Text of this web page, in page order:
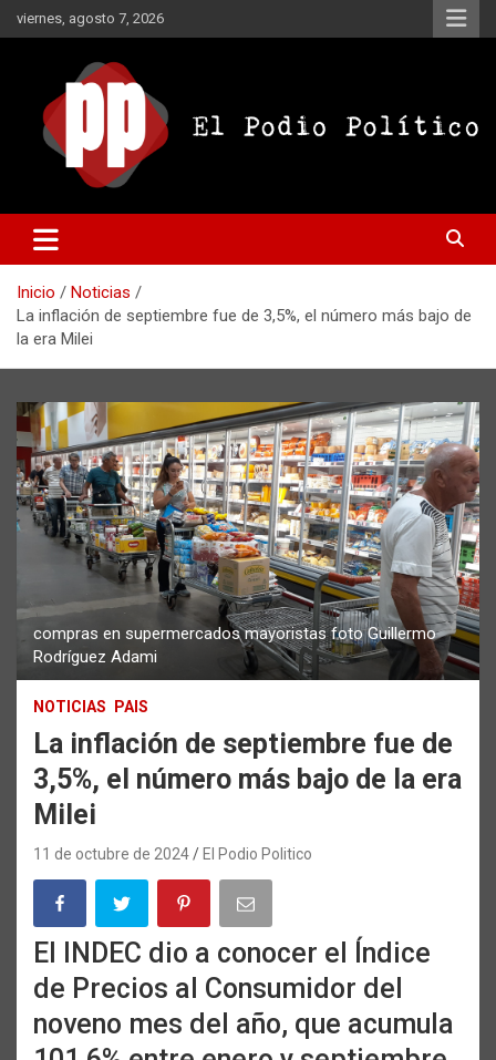
Saltar
al
viernes, agosto 7, 2026
El Podio Político – © Argentina
Inicio
Noticias
La inflación de septiembre fue de 3,5%, el número más bajo de
la era Milei
compras en supermercados mayoristas foto Guillermo
Rodríguez Adami
NOTICIAS PAIS
La inflación de septiembre fue de
3,5%, el número más bajo de la era
Milei
11 de octubre de 2024 El Podio Politico
El INDEC dio a conocer el Índice
de Precios al Consumidor del
noveno mes del año, que acumula